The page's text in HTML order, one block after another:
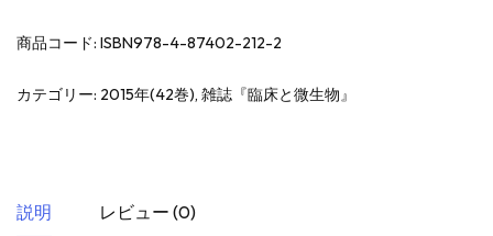
商品コード: ISBN978-4-87402-212-2
カテゴリー: 2015年(42巻), 雑誌『臨床と微生物』
説明 レビュー (0)